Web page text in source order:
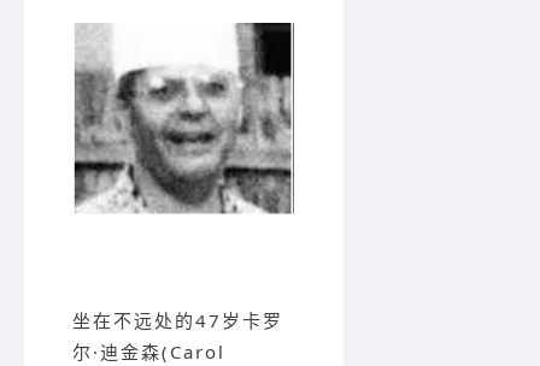
坐在不远处的47岁卡罗
尔·迪金森(Carol